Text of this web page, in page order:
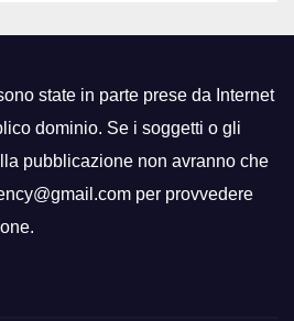
state in parte prese da Internet
dominio. Se i soggetti o gli
pubblicazione non avranno che
per provvedere